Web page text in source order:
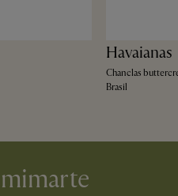
Havaianas
Chanclas
Brasil